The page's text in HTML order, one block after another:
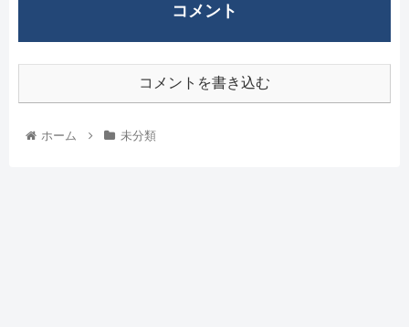
コメント
コメントを書き込む
ホーム 未分類